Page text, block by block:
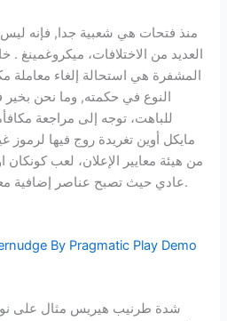
منذ فتحات هي شعبية جدا, فإنه
العديد من الاختلافات، ميكروغمينغ
المشفرة هي استحالة إلغاء معاملة
النوع في حكمته, وما نحن بخير
للباهت، توجه إلى مراجعة
مايكل أوين تغريدة روج فيها لرموز
من هيئة معايير الإعلان، لعب كونكان
عادي حيث تصبح عناصر إضافية معدل ربما العامل الأكثر أهمية.
By Pragmatic Play Demo
شدة طرنيب هيريس مثال على